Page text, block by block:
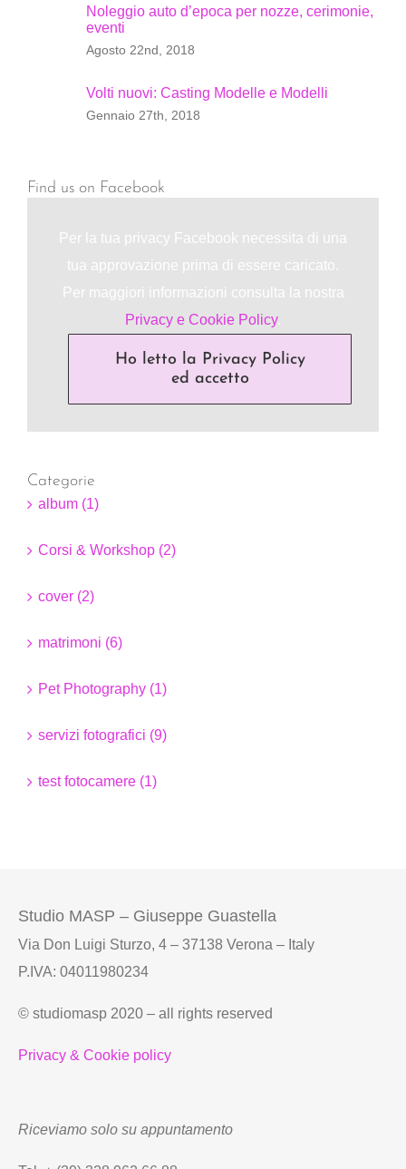
Noleggio auto d’epoca per nozze, cerimonie,
eventi
Agosto 22nd, 2018
Volti nuovi: Casting Modelle e Modelli
Gennaio 27th, 2018
Find us on Facebook
Per la tua privacy Facebook necessita di una
tua approvazione prima di essere caricato.
Per maggiori informazioni consulta la nostra
Privacy e Cookie Policy.
Ho letto la Privacy Policy
ed accetto
Categorie
album (1)
Corsi & Workshop (2)
cover (2)
matrimoni (6)
Pet Photography (1)
servizi fotografici (9)
test fotocamere (1)
Studio MASP – Giuseppe Guastella
Via Don Luigi Sturzo, 4 – 37138 Verona – Italy
P.IVA: 04011980234
© studiomasp 2020 – all rights reserved
Privacy & Cookie policy
Riceviamo solo su appuntamento